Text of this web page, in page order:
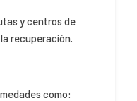
y centros de
recuperación.
como: